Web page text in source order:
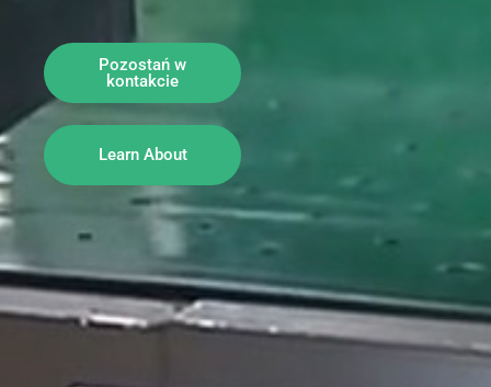
Pozostań w
kontakcie
Learn About